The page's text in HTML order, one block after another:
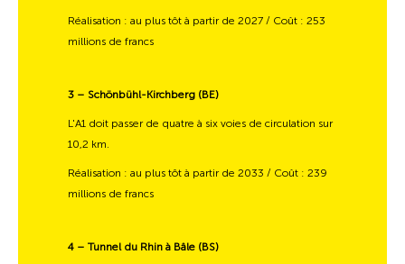
Réalisation : au plus tôt à partir de 2027 / Coût : 253
millions de francs
3 – Schönbühl-Kirchberg (BE)
L'A1 doit passer de quatre à six voies de circulation sur
10,2 km.
Réalisation : au plus tôt à partir de 2033 / Coût : 239
millions de francs
4 – Tunnel du Rhin à Bâle (BS)